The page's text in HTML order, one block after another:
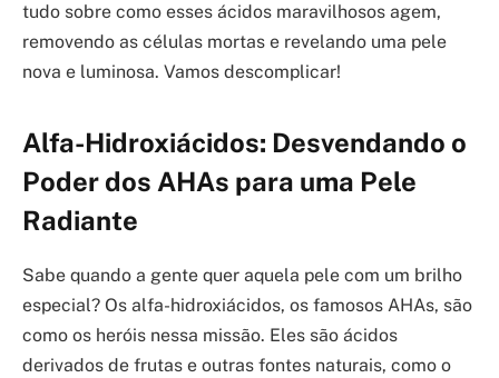
tudo sobre como esses ácidos maravilhosos agem,
removendo as células mortas e revelando uma pele
nova e luminosa. Vamos descomplicar!
Alfa-Hidroxiácidos: Desvendando o
Poder dos AHAs para uma Pele
Radiante
Sabe quando a gente quer aquela pele com um brilho
especial? Os alfa-hidroxiácidos, os famosos AHAs, são
como os heróis nessa missão. Eles são ácidos
derivados de frutas e outras fontes naturais, como o